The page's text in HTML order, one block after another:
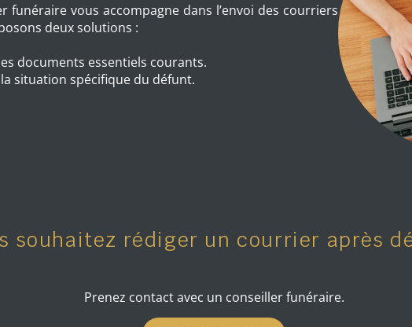
funéraire vous accompagne dans l’envoi des courriers
deux solutions :
documents essentiels courants.
situation spécifique du défunt.
souhaitez rédiger un courrier après
Prenez contact avec un conseiller funéraire.